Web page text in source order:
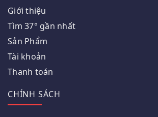
Giới thiệu
Tìm 37° gần nhất
Sản Phẩm
Tài khoản
Thanh toán
CHÍNH SÁCH